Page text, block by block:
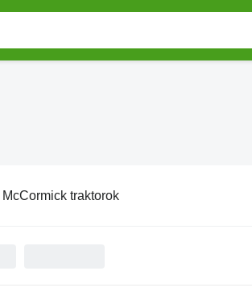
McCormick traktorok